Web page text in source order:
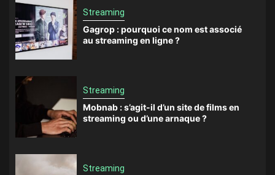
Streaming
Gagrop : pourquoi ce nom est associé
au streaming en ligne ?
Streaming
Mobnab : s’agit-il d’un site de films en
streaming ou d’une arnaque ?
Streaming